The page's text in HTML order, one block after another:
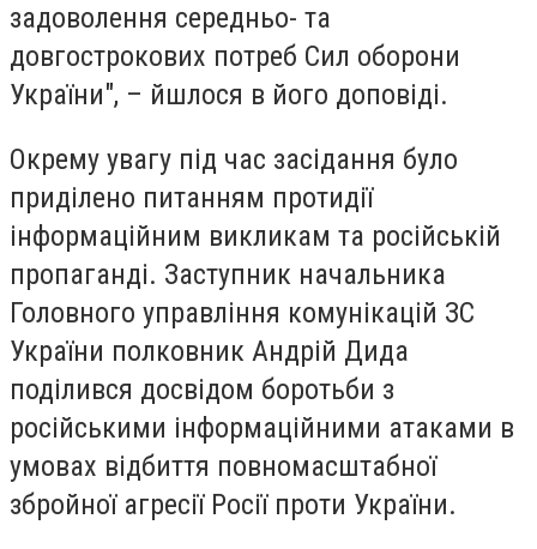
задоволення середньо- та
довгострокових потреб Сил оборони
України", – йшлося в його доповіді.
Окрему увагу під час засідання було
приділено питанням протидії
інформаційним викликам та російській
пропаганді. Заступник начальника
Головного управління комунікацій ЗС
України полковник Андрій Дида
поділився досвідом боротьби з
російськими інформаційними атаками в
умовах відбиття повномасштабної
збройної агресії Росії проти України.